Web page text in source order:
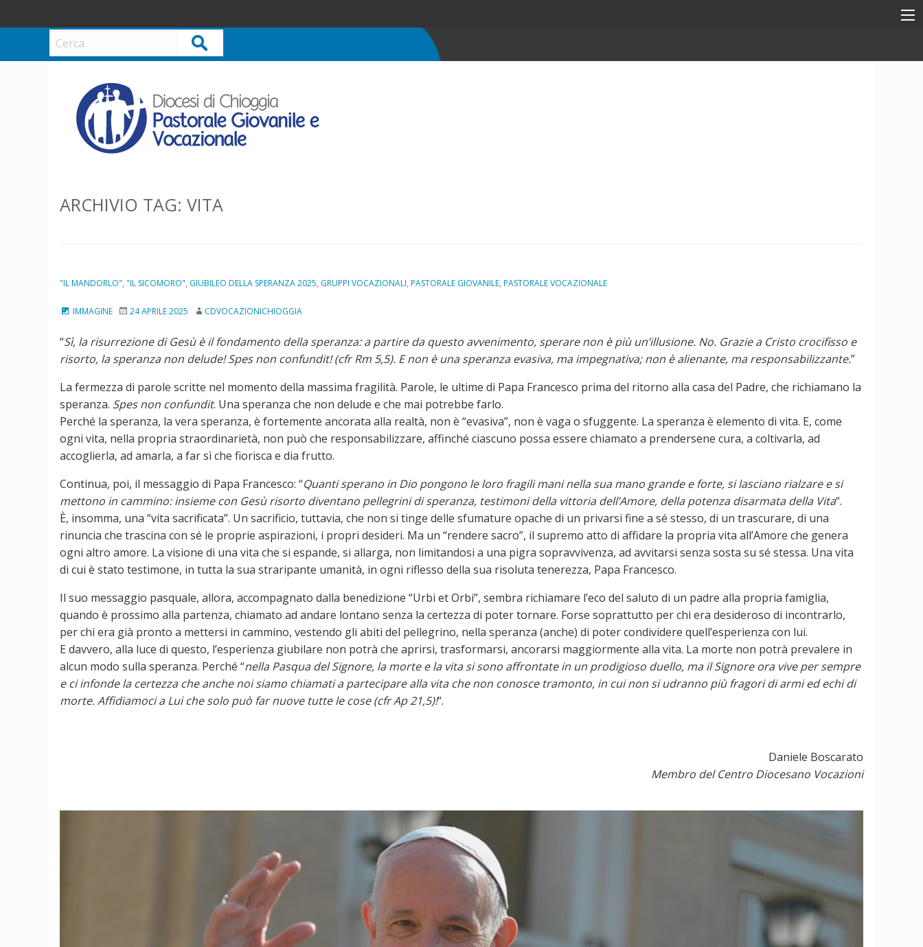
k
p
Cerca
ARCHIVIO TAG: VITA
"IL MANDORLO", "IL SICOMORO", GIUBILEO DELLA SPERANZA 2025, GRUPPI VOCAZIONALI, PASTORALE GIOVANILE, PASTORALE VOCAZIONALE
IMMAGINE 24 APRILE 2025 CDVOCAZIONICHIOGGIA
“Sì, la risurrezione di Gesù è il fondamento della speranza: a partire da questo avvenimento, sperare non è più un’illusione. No. Grazie a Cristo crocifisso e
risorto, la speranza non delude! Spes non confundit! (cfr Rm 5,5). E non è una speranza evasiva, ma impegnativa; non è alienante, ma responsabilizzante.”
La fermezza di parole scritte nel momento della massima fragilità. Parole, le ultime di Papa Francesco prima del ritorno alla casa del Padre, che richiamano la
speranza. Spes non confundit. Una speranza che non delude e che mai potrebbe farlo.
Perché la speranza, la vera speranza, è fortemente ancorata alla realtà, non è “evasiva”, non è vaga o sfuggente. La speranza è elemento di vita. E, come
ogni vita, nella propria straordinarietà, non può che responsabilizzare, affinché ciascuno possa essere chiamato a prendersene cura, a coltivarla, ad
accoglierla, ad amarla, a far sì che fiorisca e dia frutto.
Continua, poi, il messaggio di Papa Francesco: “Quanti sperano in Dio pongono le loro fragili mani nella sua mano grande e forte, si lasciano rialzare e si
mettono in cammino: insieme con Gesù risorto diventano pellegrini di speranza, testimoni della vittoria dell’Amore, della potenza disarmata della Vita“.
È, insomma, una “vita sacrificata”. Un sacrificio, tuttavia, che non si tinge delle sfumature opache di un privarsi fine a sé stesso, di un trascurare, di una
rinuncia che trascina con sé le proprie aspirazioni, i propri desideri. Ma un “rendere sacro”, il supremo atto di affidare la propria vita all’Amore che genera
ogni altro amore. La visione di una vita che si espande, si allarga, non limitandosi a una pigra sopravvivenza, ad avvitarsi senza sosta su sé stessa. Una vita
di cui è stato testimone, in tutta la sua straripante umanità, in ogni riflesso della sua risoluta tenerezza, Papa Francesco.
Il suo messaggio pasquale, allora, accompagnato dalla benedizione “Urbi et Orbi”, sembra richiamare l’eco del saluto di un padre alla propria famiglia,
quando è prossimo alla partenza, chiamato ad andare lontano senza la certezza di poter tornare. Forse soprattutto per chi era desideroso di incontrarlo,
per chi era già pronto a mettersi in cammino, vestendo gli abiti del pellegrino, nella speranza (anche) di poter condividere quell’esperienza con lui.
E davvero, alla luce di questo, l’esperienza giubilare non potrà che aprirsi, trasformarsi, ancorarsi maggiormente alla vita. La morte non potrà prevalere in
alcun modo sulla speranza. Perché “nella Pasqua del Signore, la morte e la vita si sono affrontate in un prodigioso duello, ma il Signore ora vive per sempre
e ci infonde la certezza che anche noi siamo chiamati a partecipare alla vita che non conosce tramonto, in cui non si udranno più fragori di armi ed echi di
morte. Affidiamoci a Lui che solo può far nuove tutte le cose (cfr Ap 21,5)!“.
Daniele Boscarato
Membro del Centro Diocesano Vocazioni